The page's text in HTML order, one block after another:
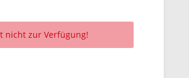
nicht zur Verfügung!